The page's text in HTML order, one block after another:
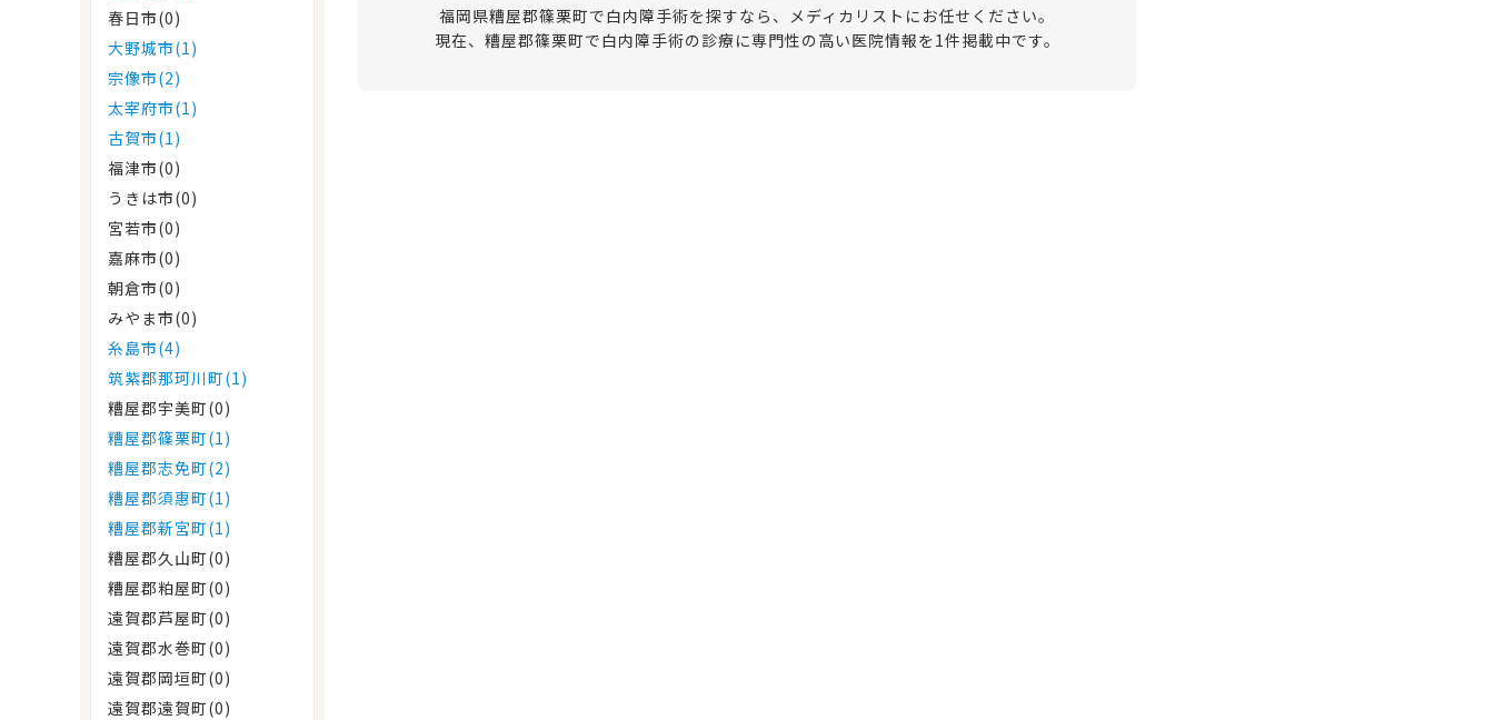
春日市(0)
大野城市(1)
宗像市(2)
太宰府市(1)
古賀市(1)
福津市(0)
うきは市(0)
宮若市(0)
嘉麻市(0)
朝倉市(0)
みやま市(0)
糸島市(4)
筑紫郡那珂川町(1)
糟屋郡宇美町(0)
糟屋郡篠栗町(1)
糟屋郡志免町(2)
糟屋郡須惠町(1)
糟屋郡新宮町(1)
糟屋郡久山町(0)
糟屋郡粕屋町(0)
遠賀郡芦屋町(0)
遠賀郡水巻町(0)
遠賀郡岡垣町(0)
遠賀郡遠賀町(0)
福岡県糟屋郡篠栗町で白内障手術を探すなら、メディカリストにお任せください。
現在、糟屋郡篠栗町で白内障手術の診療に専門性の高い医院情報を1件掲載中です。